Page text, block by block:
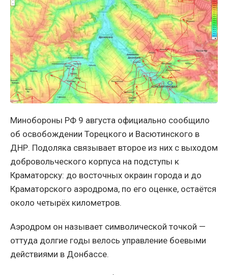
Минобороны РФ 9 августа официально сообщило
об освобождении Торецкого и Васютинского в
ДНР. Подоляка связывает второе из них с выходом
добровольческого корпуса на подступы к
Краматорску: до восточных окраин города и до
Краматорского аэродрома, по его оценке, остаётся
около четырёх километров.
Аэродром он называет символической точкой —
оттуда долгие годы велось управление боевыми
действиями в Донбассе.